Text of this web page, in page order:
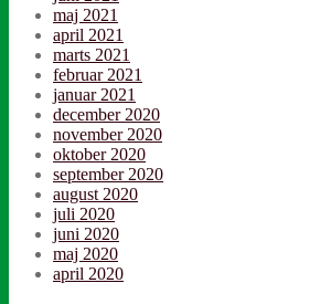
maj 2021
april 2021
marts 2021
februar 2021
januar 2021
december 2020
november 2020
oktober 2020
september 2020
august 2020
juli 2020
juni 2020
maj 2020
april 2020